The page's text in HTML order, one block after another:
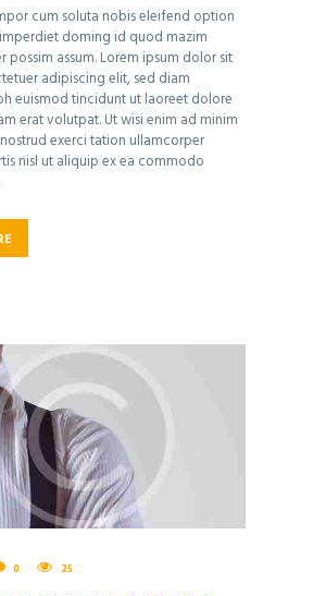
cum soluta nobis eleifend option
doming id quod mazim
possim assum. Lorem ipsum dolor sit
adipiscing elit, sed diam
euismod tincidunt ut laoreet dolore
erat volutpat. Ut wisi enim ad minim
exerci tation ullamcorper
nisl ut aliquip ex ea commodo
0 25